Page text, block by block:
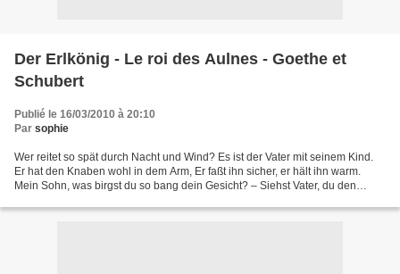
Der Erlkönig - Le roi des Aulnes - Goethe et
Schubert
Publié le 16/03/2010 à 20:10
Par sophie
Wer reitet so spät durch Nacht und Wind? Es ist der Vater mit seinem Kind.
Er hat den Knaben wohl in dem Arm, Er faßt ihn sicher, er hält ihn warm.
Mein Sohn, was birgst du so bang dein Gesicht? – Siehst Vater, du den